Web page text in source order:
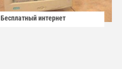
Бесплатный интернет